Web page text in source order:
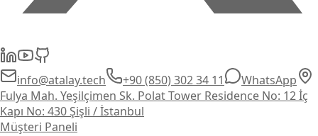
info@atalay.tech +90 (850) 302 34 11
WhatsApp
Fulya Mah. Yeşilçimen Sk. Polat Tower Residence No: 12 İç
Kapı No: 430 Şişli / İstanbul
Müşteri Paneli